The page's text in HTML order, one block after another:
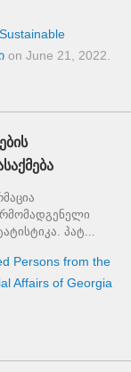
on June 21, 2022.
პატ...
Persons from the
Affairs of Georgia